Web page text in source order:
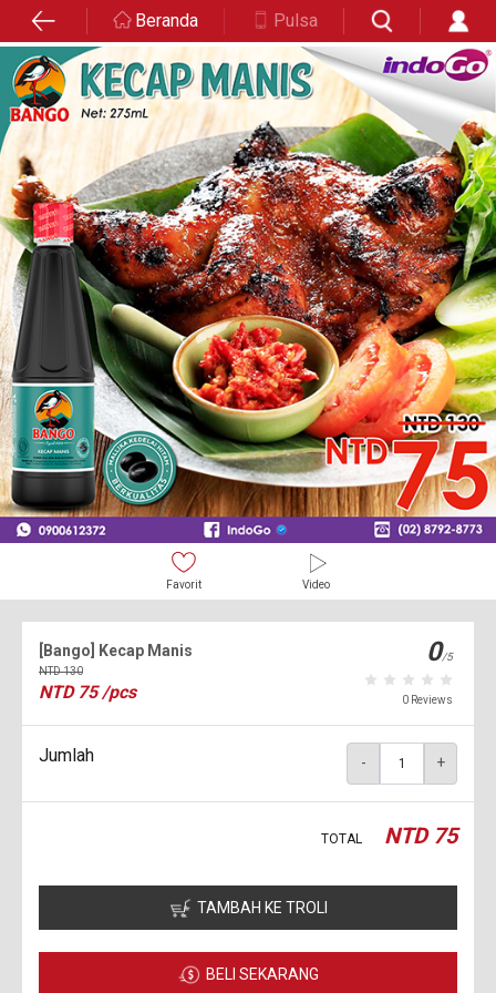
Beranda Pulsa
Favorit Video
[Bango] Kecap Manis
NTD130
NTD 75 /pcs
0/5
0 Reviews
Jumlah - +
TOTAL NTD 75
TAMBAH KE TROLI
BELI SEKARANG